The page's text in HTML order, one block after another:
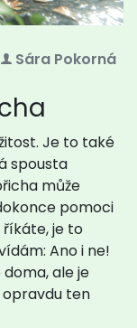
Sára Pokorná
Je to také
spousta
může
pomoci
říkáte, je to
Ano i ne!
ale je
ten